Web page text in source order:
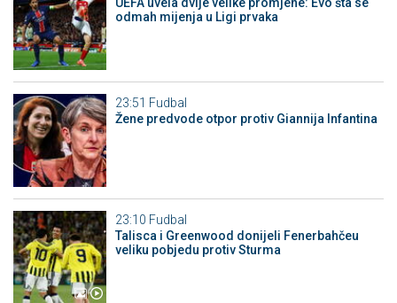
odmah mijenja u Ligi prvaka
23:51 Fudbal
Žene predvode otpor protiv Giannija Infantina
23:10 Fudbal
Talisca i Greenwood donijeli Fenerbahčeu
veliku pobjedu protiv Sturma